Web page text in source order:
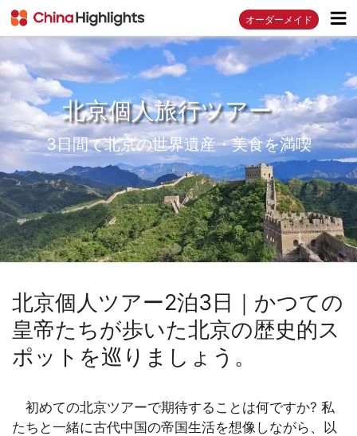
オーダーメイド
北京個人旅行ツアー
3日間で北京の世界遺産・美食を満喫
北京個人ツアー2泊3日｜かつての
皇帝たちが歩いた北京の歴史的ス
ポットを巡りましょう。
初めての北京ツアーで期待することは何ですか? 私
たちと一緒に古代中国の帝国生活を想像しながら、以